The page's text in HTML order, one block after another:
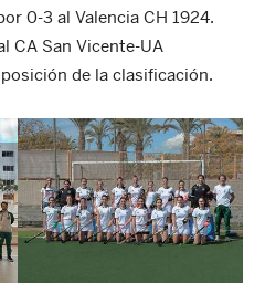
0-3 al Valencia CH 1924.
CA San Vicente-UA
de la clasificación.